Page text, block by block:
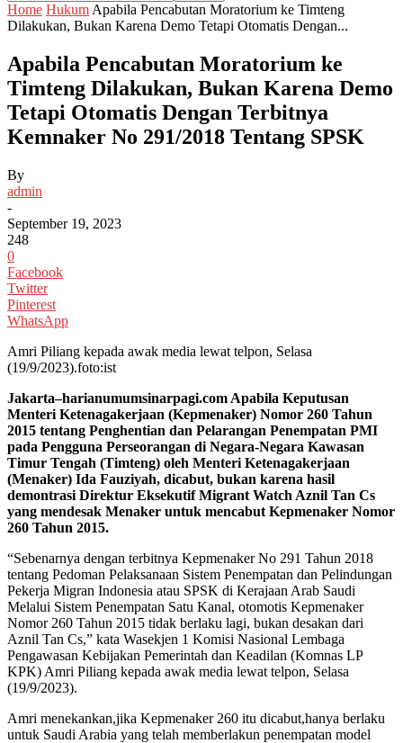
Home Hukum Apabila Pencabutan Moratorium ke Timteng
Dilakukan, Bukan Karena Demo Tetapi Otomatis Dengan...
Apabila Pencabutan Moratorium ke
Timteng Dilakukan, Bukan Karena Demo
Tetapi Otomatis Dengan Terbitnya
Kemnaker No 291/2018 Tentang SPSK
By
admin
-
September 19, 2023
248
0
Facebook
Twitter
Pinterest
WhatsApp
Amri Piliang kepada awak media lewat telpon, Selasa
(19/9/2023).foto:ist
Jakarta–harianumumsinarpagi.com Apabila Keputusan
Menteri Ketenagakerjaan (Kepmenaker) Nomor 260 Tahun
2015 tentang Penghentian dan Pelarangan Penempatan PMI
pada Pengguna Perseorangan di Negara-Negara Kawasan
Timur Tengah (Timteng) oleh Menteri Ketenagakerjaan
(Menaker) Ida Fauziyah, dicabut, bukan karena hasil
demontrasi Direktur Eksekutif Migrant Watch Aznil Tan Cs
yang mendesak Menaker untuk mencabut Kepmenaker Nomor
260 Tahun 2015.
“Sebenarnya dengan terbitnya Kepmenaker No 291 Tahun 2018
tentang Pedoman Pelaksanaan Sistem Penempatan dan Pelindungan
Pekerja Migran Indonesia atau SPSK di Kerajaan Arab Saudi
Melalui Sistem Penempatan Satu Kanal, otomotis Kepmenaker
Nomor 260 Tahun 2015 tidak berlaku lagi, bukan desakan dari
Aznil Tan Cs,” kata Wasekjen 1 Komisi Nasional Lembaga
Pengawasan Kebijakan Pemerintah dan Keadilan (Komnas LP
KPK) Amri Piliang kepada awak media lewat telpon, Selasa
(19/9/2023).
Amri menekankan,jika Kepmenaker 260 itu dicabut,hanya berlaku
untuk Saudi Arabia yang telah memberlakun penempatan model